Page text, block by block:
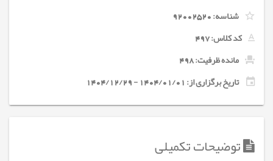
شناسه:92002520
کد کلاس:497
مانده ظرفیت: 498
تاریخ برگزاری از: 1404/01/01 - 1404/12/29
توضیحات تکمیلی